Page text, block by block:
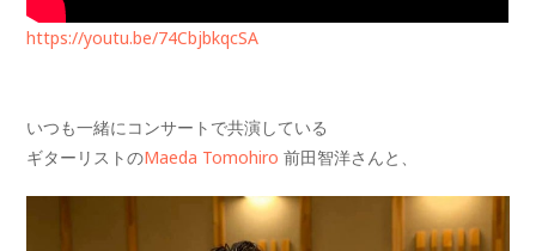
https://youtu.be/74CbjbkqcSA
いつも一緒にコンサートで共演している
ギターリストのMaeda Tomohiro 前田智洋さんと、